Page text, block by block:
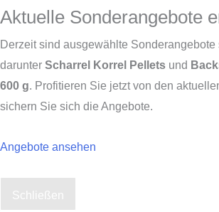
Aktuelle Sonderangebote
Derzeit sind ausgewählte Sonderangebote
darunter Scharrel Korrel Pellets und
600 g. Profitieren Sie jetzt von den
sichern Sie sich die Angebote.
Angebote ansehen
Schließen